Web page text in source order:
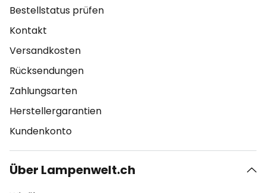
Bestellstatus prüfen
Kontakt
Versandkosten
Rücksendungen
Zahlungsarten
Herstellergarantien
Kundenkonto
Über Lampenwelt.ch